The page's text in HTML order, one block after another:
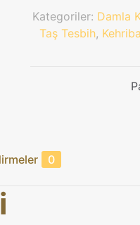
Uzunluk,
11mm
Çap,
Koleksiyonluk
Kategoriler: Damla
Taş Tesbih,
0